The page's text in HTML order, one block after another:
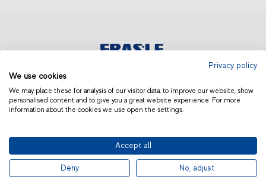
ARGENTINA Y URUGUAY
© 2019 Fras-le | Photos: Júlio Soares, Magrão Scalco, João Lazzarotto, Panda Branding
and photo collection of Randon Companies
Privacy policy
We use cookies
We may place these for analysis of our visitor data, to improve our website, show
personalised content and to give you a great website experience. For more
information about the cookies we use open the settings.
Accept all
Deny No, adjust